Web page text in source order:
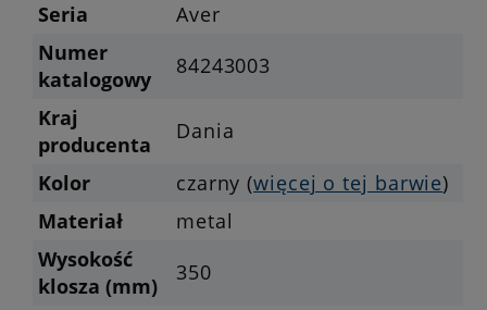
Seria
Aver
Numer
katalogowy
84243003
Kraj
producenta
Dania
Kolor
czarny (więcej o tej barwie)
Materiał
metal
Wysokość
klosza (mm)
350